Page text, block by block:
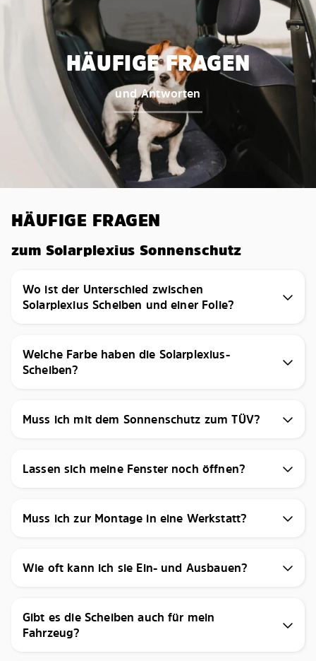
HÄUFIGE FRAGEN
und Antworten
HÄUFIGE FRAGEN
zum Solarplexius Sonnenschutz
Wo ist der Unterschied zwischen
Solarplexius Scheiben und einer Folie?
Welche Farbe haben die Solarplexius-
Scheiben?
Muss ich mit dem Sonnenschutz zum TÜV?
Lassen sich meine Fenster noch öffnen?
Muss ich zur Montage in eine Werkstatt?
Wie oft kann ich sie Ein- und Ausbauen?
Gibt es die Scheiben auch für mein
Fahrzeug?